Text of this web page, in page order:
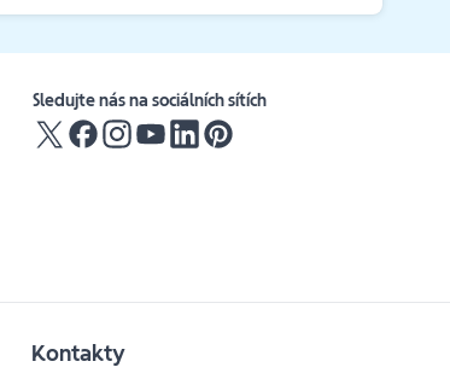
Sledujte nás na sociálních sítích
Kontakty